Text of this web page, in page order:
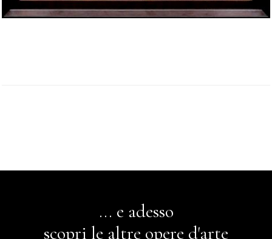
... e adesso
scopri le altre opere d'arte